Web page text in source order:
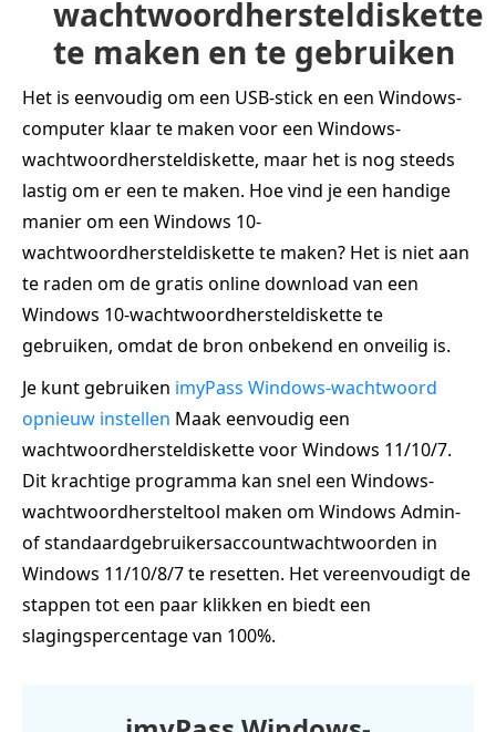
wachtwoordhersteldiskette
te maken en te gebruiken
Het is eenvoudig om een USB-stick en een Windows-
computer klaar te maken voor een Windows-
wachtwoordhersteldiskette, maar het is nog steeds
lastig om er een te maken. Hoe vind je een handige
manier om een Windows 10-
wachtwoordhersteldiskette te maken? Het is niet aan
te raden om de gratis online download van een
Windows 10-wachtwoordhersteldiskette te
gebruiken, omdat de bron onbekend en onveilig is.
Je kunt gebruiken imyPass Windows-wachtwoord
opnieuw instellen Maak eenvoudig een
wachtwoordhersteldiskette voor Windows 11/10/7.
Dit krachtige programma kan snel een Windows-
wachtwoordhersteltool maken om Windows Admin-
of standaardgebruikersaccountwachtwoorden in
Windows 11/10/8/7 te resetten. Het vereenvoudigt de
stappen tot een paar klikken en biedt een
slagingspercentage van 100%.